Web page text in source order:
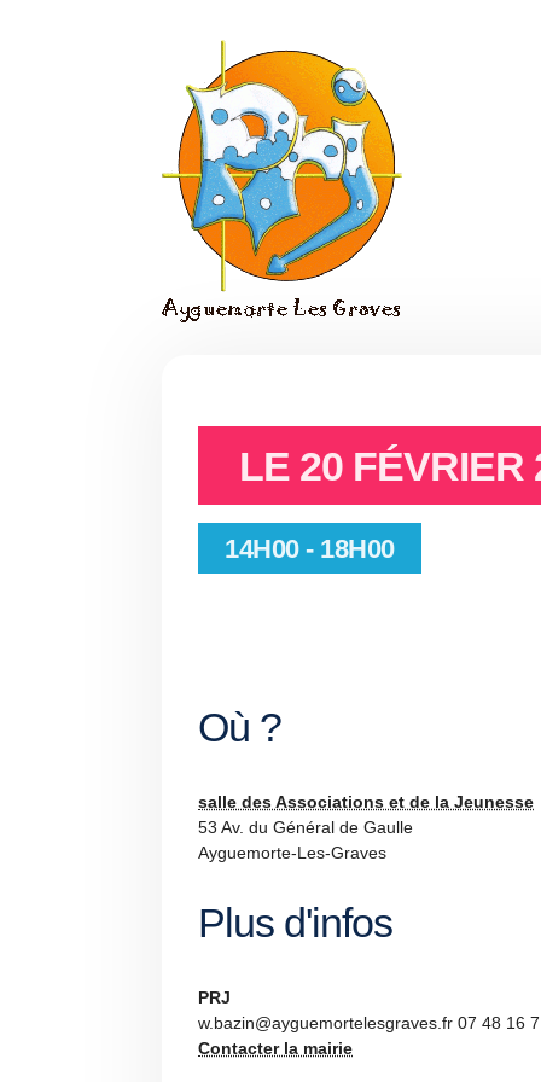
LE 20 FÉVRIER
14H00 - 18H00
Où ?
salle des Associations et de la Jeunesse
53 Av. du Général de Gaulle
Ayguemorte-Les-Graves
Plus d'infos
PRJ
w.bazin@ayguemortelesgraves.fr 07 48 16
Contacter la mairie